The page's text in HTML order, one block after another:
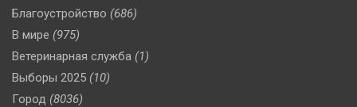
Благоустройство (686)
В мире (975)
Ветеринарная служба (1)
Выборы 2025 (10)
Город (8036)